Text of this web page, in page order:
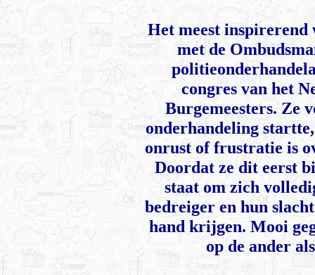
Het meest inspirerend
met de
congres van het
Burgemeesters. Ze
onderhandeling
onrust of frustratie is
Doordat ze dit eerst
staat om zich
bedreiger en hun
hand krijgen. Mooi
op de ander